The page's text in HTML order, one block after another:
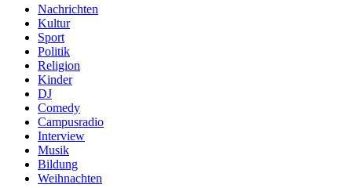
Nachrichten
Kultur
Sport
Politik
Religion
Kinder
DJ
Comedy
Campusradio
Interview
Musik
Bildung
Weihnachten